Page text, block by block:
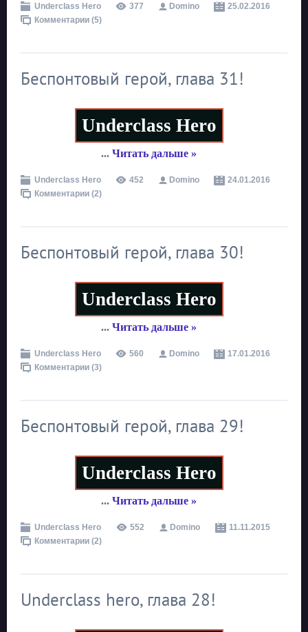
Underclass Hero 377 Domino
25.02.2016
Комментарии (5)
Беспонтовый герой, глава 31!
Underclass Hero
... Читать дальше »
Underclass Hero 452 Domino
24.01.2016
Комментарии (2)
Беспонтовый герой, глава 30!
Underclass Hero
... Читать дальше »
Underclass Hero 560 Domino
17.01.2016
Комментарии (3)
Беспонтовый герой, глава 29!
Underclass Hero
... Читать дальше »
Underclass Hero 552 Domino
11.11.2015
Комментарии (2)
Underclass hero, глава 28!